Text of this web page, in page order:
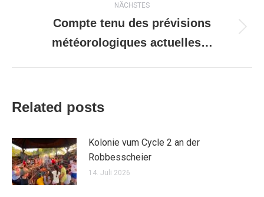
NÄCHSTES
Nächster
Beitrag:
Compte tenu des prévisions
météorologiques actuelles…
Related posts
Kolonie vum Cycle 2 an der
Robbesscheier
14. Juli 2026